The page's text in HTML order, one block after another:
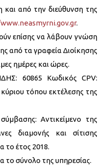
και από την διεύθυνση της
.
επίσης να λάβουν γνώση
από τα γραφεία Διοίκησης
ημέρες και ώρες.
60865 Κωδικός CPV:
τόπου εκτέλεσης της
Αντικείμενο της
διαμονής και σίτισης
το έτος 2018.
το σύνολο της υπηρεσίας.